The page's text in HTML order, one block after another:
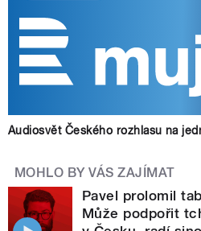
Audiosvět Českého rozhlasu na
MOHLO BY VÁS ZAJÍMAT
Pavel prolomil
Může podpořit